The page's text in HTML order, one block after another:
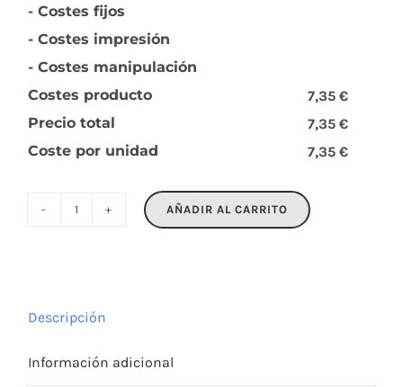
- Costes fijos
- Costes impresión
- Costes manipulación
Costes producto
7,35 €
Precio total
7,35 €
Coste por unidad
7,35 €
AÑADIR AL CARRITO
Descripción
Información adicional